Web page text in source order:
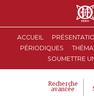
ACCUEIL
PÉRIODIQUES
SOUMETTRE
Recherche
avancée